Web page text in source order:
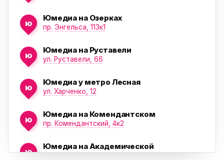
ю
Юмедиа на Озерках
пр. Энгельса, 113к1
ю
Юмедиа на Руставели
ул. Руставели, 66
ю
Юмедиа у метро Лесная
ул. Харченко, 12
ю
Юмедиа на Комендантском
пр. Комендантский, 4к2
ю
Юмедиа на Академической